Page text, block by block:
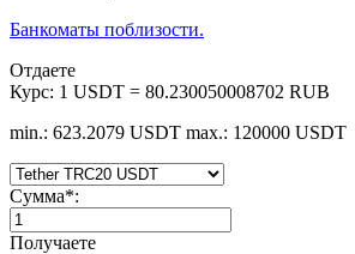
Банкоматы поблизости.
Отдаете
Курс: 1 USDT = 80.230050008702 RUB
min.: 623.2079 USDT max.: 120000 USDT
Сумма*:
Получаете